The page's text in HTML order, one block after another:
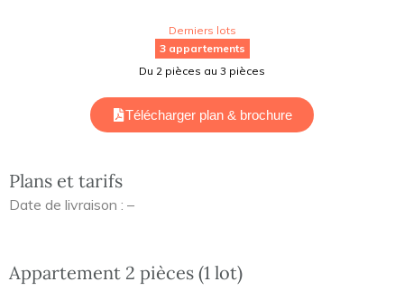
Derniers lots
3 appartements
Du 2 pièces au 3 pièces
Télécharger plan & brochure
Plans et tarifs
Date de livraison : –
Appartement 2 pièces (1 lot)